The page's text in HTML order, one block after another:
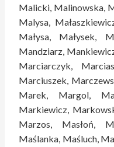
Malicki, Malinowska,
Malysa,
Małysa, Małysek,
Mandziarz,
Marciarczyk,
Marciuszek,
Marek, Margol,
Markiewicz,
Marzos, Masłoń,
Maślanka, Maśluch,